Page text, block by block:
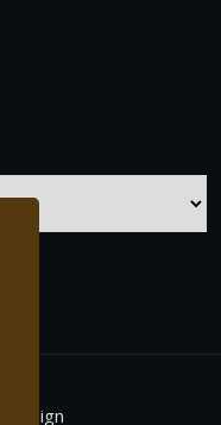
frdesign